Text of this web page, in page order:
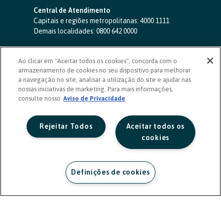
Central de Atendimento
Capitais e regiões metropolitanas: 4000 1111
Demais localidades: 0800 642 0000
SAC 24 horas-0800 724 4420
Ouvidoria
0800 725 0996
(de segunda a sexta, das 8h às 20h)
ouvidoriasicoob.com.br
Deficientes auditivos ou de fala
Ao clicar em "Aceitar todos os cookies", concorda com o
armazenamento de cookies no seu dispositivo para melhorar
a navegação no site, analisar a utilização do site e ajudar nas
nossas iniciativas de marketing. Para mais informações,
consulte nosso Aviso de Privacidade
Aceitar todos os
cookies
Rejeitar Todos
Definições de cookies